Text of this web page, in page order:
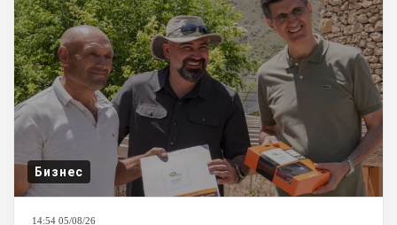
Бизнес
14:54 05/08/26